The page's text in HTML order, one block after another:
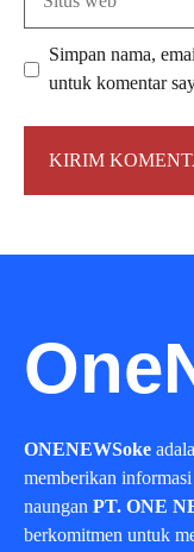
Simpan nama,
untuk komentar
ONENEWSoke
memberikan
naungan PT. ONE
berkomitmen untuk